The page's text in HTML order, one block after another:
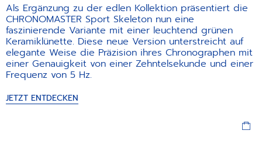
Als Ergänzung zu der edlen Kollektion präsentiert die
CHRONOMASTER Sport Skeleton nun eine
faszinierende Variante mit einer leuchtend grünen
Keramiklünette. Diese neue Version unterstreicht auf
elegante Weise die Präzision ihres Chronographen mit
einer Genauigkeit von einer Zehntelsekunde und einer
Frequenz von 5 Hz.
JETZT ENTDECKEN